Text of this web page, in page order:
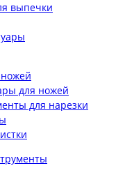
выпечки
для ножей
для нарезки